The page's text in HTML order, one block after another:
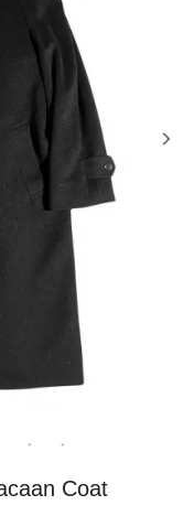
Coat